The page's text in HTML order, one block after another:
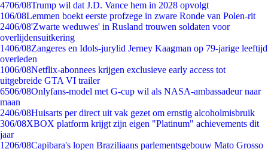
4706/08Trump wil dat J.D. Vance hem in 2028 opvolgt
106/08Lemmen boekt eerste profzege in zware Ronde van Polen-rit
2406/08'Zwarte weduwes' in Rusland trouwen soldaten voor
overlijdensuitkering
1406/08Zangeres en Idols-jurylid Jerney Kaagman op 79-jarige leeftijd
overleden
1006/08Netflix-abonnees krijgen exclusieve early access tot
uitgebreide GTA VI trailer
6506/08Onlyfans-model met G-cup wil als NASA-ambassadeur naar
maan
2406/08Huisarts per direct uit vak gezet om ernstig alcoholmisbruik
306/08XBOX platform krijgt zijn eigen "Platinum" achievements dit
jaar
1206/08Capibara's lopen Braziliaans parlementsgebouw Mato Grosso